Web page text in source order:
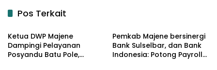
Pos Terkait
Input Sulbar
Ketua DWP Majene
Dampingi Pelayanan
Posyandu Batu Pole,
Pemkab Majene bersinergi
Bank Sulselbar, dan Bank
Indonesia: Potong Payroll
Input Sulbar Input Sulbar